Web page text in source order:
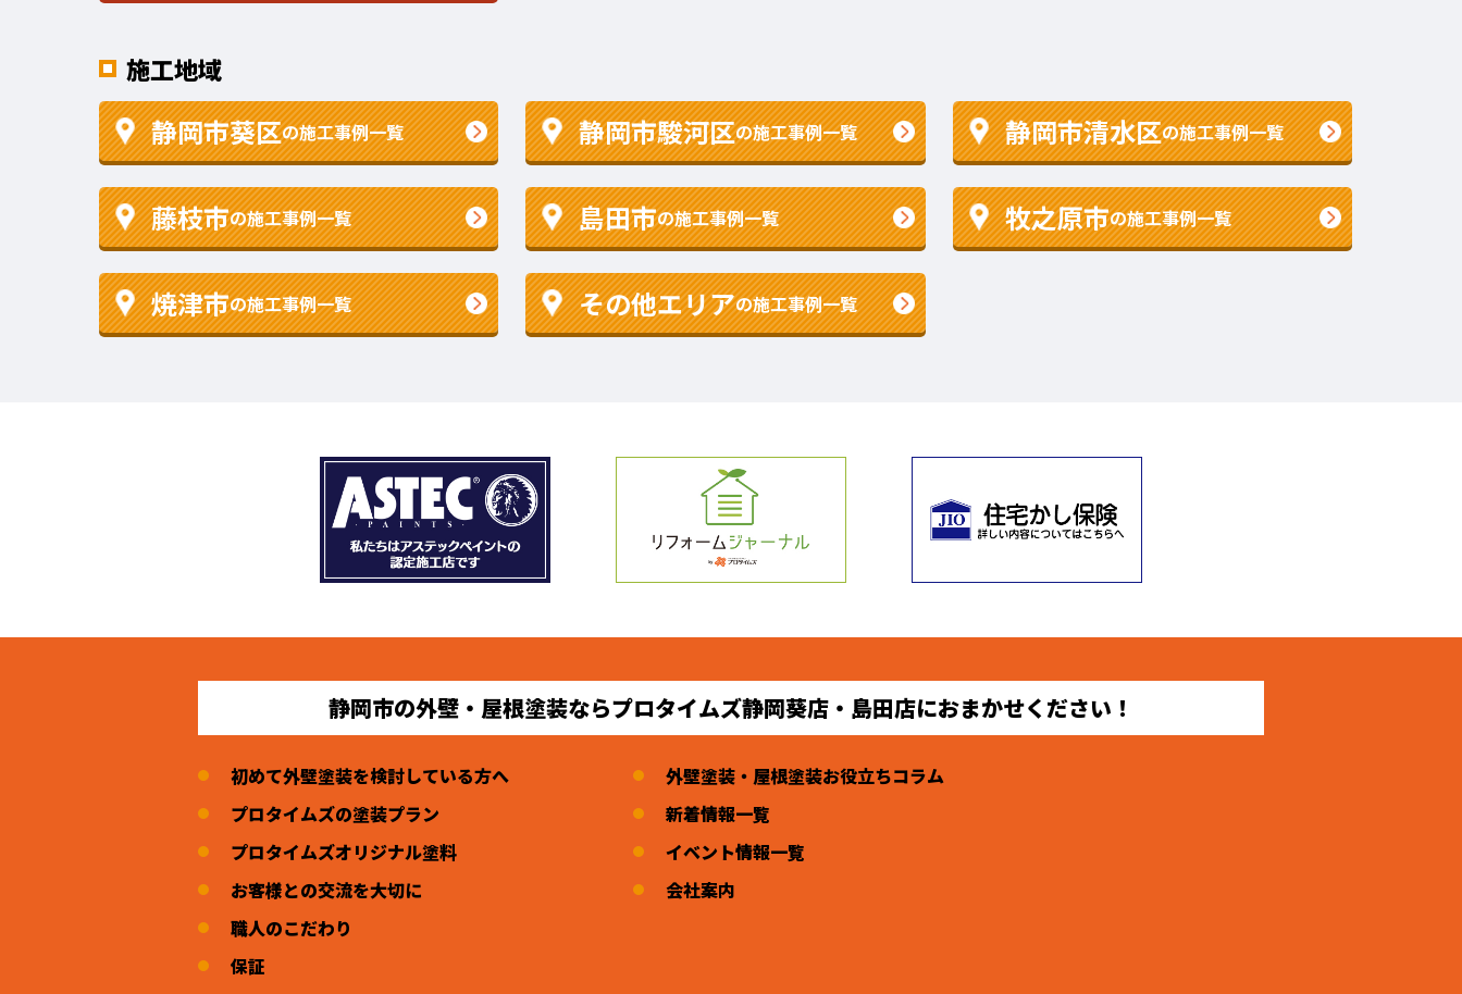
施工地域
静岡市葵区の施工事例一覧 静岡市駿河区の施工事例一覧 静岡市清水区の施工事例一覧
藤枝市の施工事例一覧 島田市の施工事例一覧 牧之原市の施工事例一覧
焼津市の施工事例一覧 その他エリアの施工事例一覧
静岡市の外壁・屋根塗装ならプロタイムズ静岡葵店・島田店におまかせください！
初めて外壁塗装を検討している方へ
プロタイムズの塗装プラン
プロタイムズオリジナル塗料
お客様との交流を大切に
職人のこだわり
保証
外壁塗装・屋根塗装お役立ちコラム
新着情報一覧
イベント情報一覧
会社案内